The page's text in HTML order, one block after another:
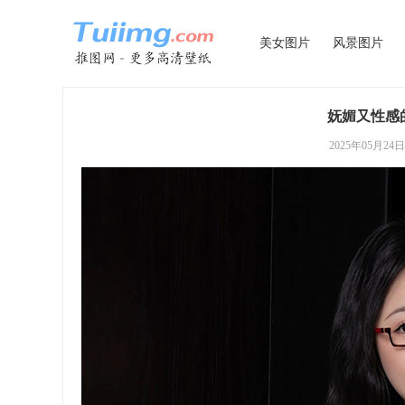
美女图片 风景图片
妩媚又性感
2025年05月24